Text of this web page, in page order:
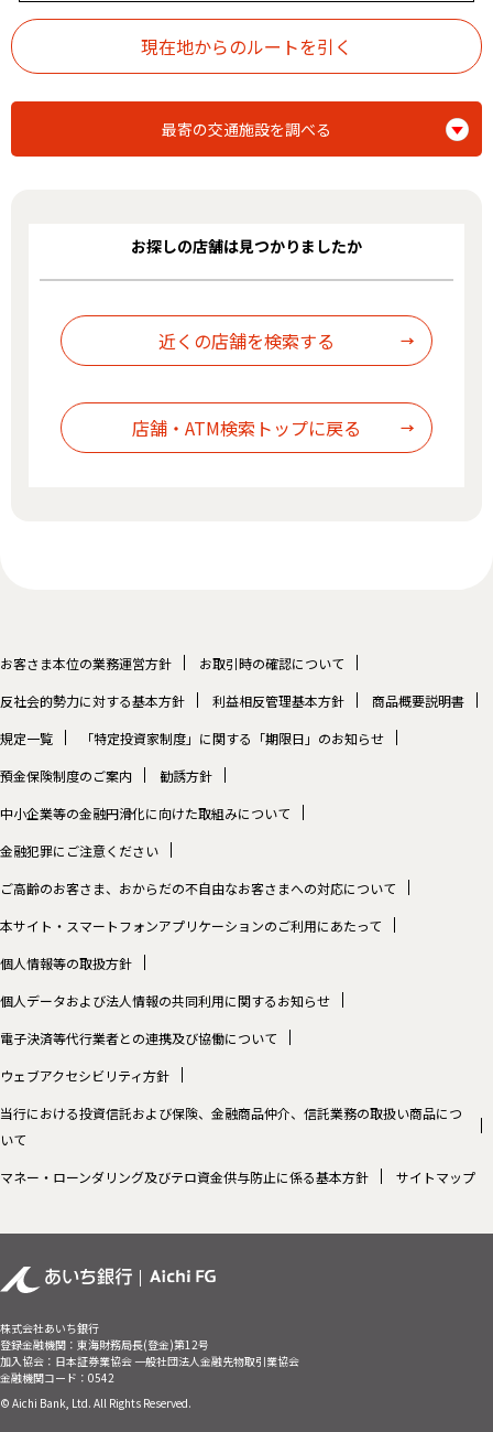
最寄の交通施設を調べる
お探しの店舗は見つかりましたか
お客さま本位の業務運営方針
お取引時の確認について
反社会的勢力に対する基本方針
利益相反管理基本方針
商品概要説明書
規定一覧
「特定投資家制度」に関する「期限日」のお知らせ
預金保険制度のご案内
勧誘方針
中小企業等の金融円滑化に向けた取組みについて
金融犯罪にご注意ください
ご高齢のお客さま、おからだの不自由なお客さまへの対応について
本サイト・スマートフォンアプリケーションのご利用にあたって
個人情報等の取扱方針
個人データおよび法人情報の共同利用に関するお知らせ
電子決済等代行業者との連携及び協働について
ウェブアクセシビリティ方針
当行における投資信託および保険、金融商品仲介、信託業務の取扱い商品につ
いて
マネー・ローンダリング及びテロ資金供与防止に係る基本方針
サイトマップ
株式会社あいち銀行
登録金融機関：東海財務局長(登金)第12号
加入協会：日本証券業協会 一般社団法人金融先物取引業協会
金融機関コード：0542
© Aichi Bank, Ltd. All Rights Reserved.